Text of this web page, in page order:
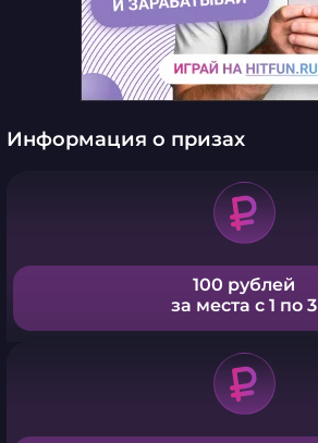
Информация о призах
100 рублей
за места с 1 по 3